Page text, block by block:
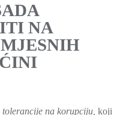
NA
na korupciju, koji